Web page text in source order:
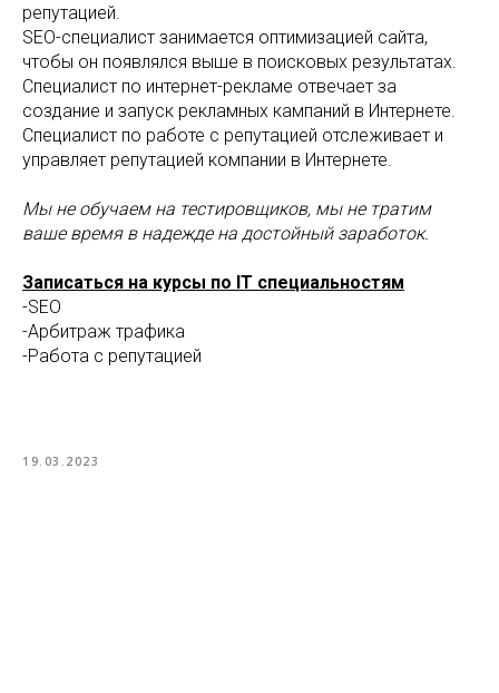
репутацией.
SEO-специалист занимается оптимизацией сайта,
чтобы он появлялся выше в поисковых результатах.
Специалист по интернет-рекламе отвечает за
создание и запуск рекламных кампаний в Интернете.
Специалист по работе с репутацией отслеживает и
управляет репутацией компании в Интернете.
Мы не обучаем на тестировщиков, мы не тратим
ваше время в надежде на достойный заработок.
Записаться на курсы по IT специальностям
-SEO
-Арбитраж трафика
-Работа с репутацией
19.03.2023